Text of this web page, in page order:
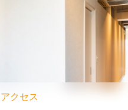
クセス